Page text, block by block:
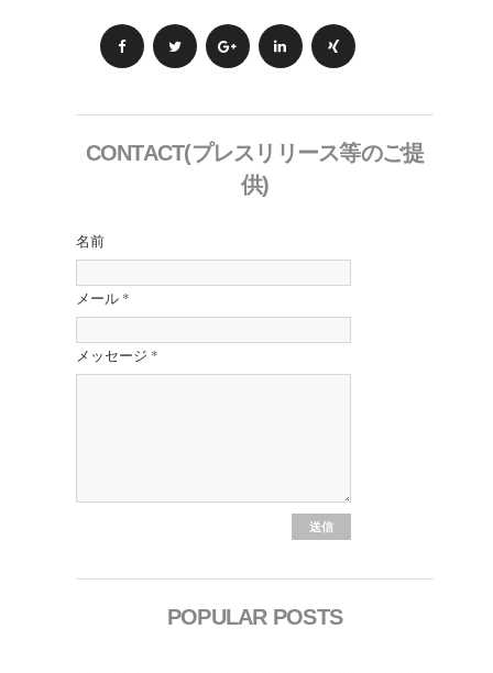
CONTACT(プレスリリース等のご提
供)
名前
メール *
メッセージ *
POPULAR POSTS